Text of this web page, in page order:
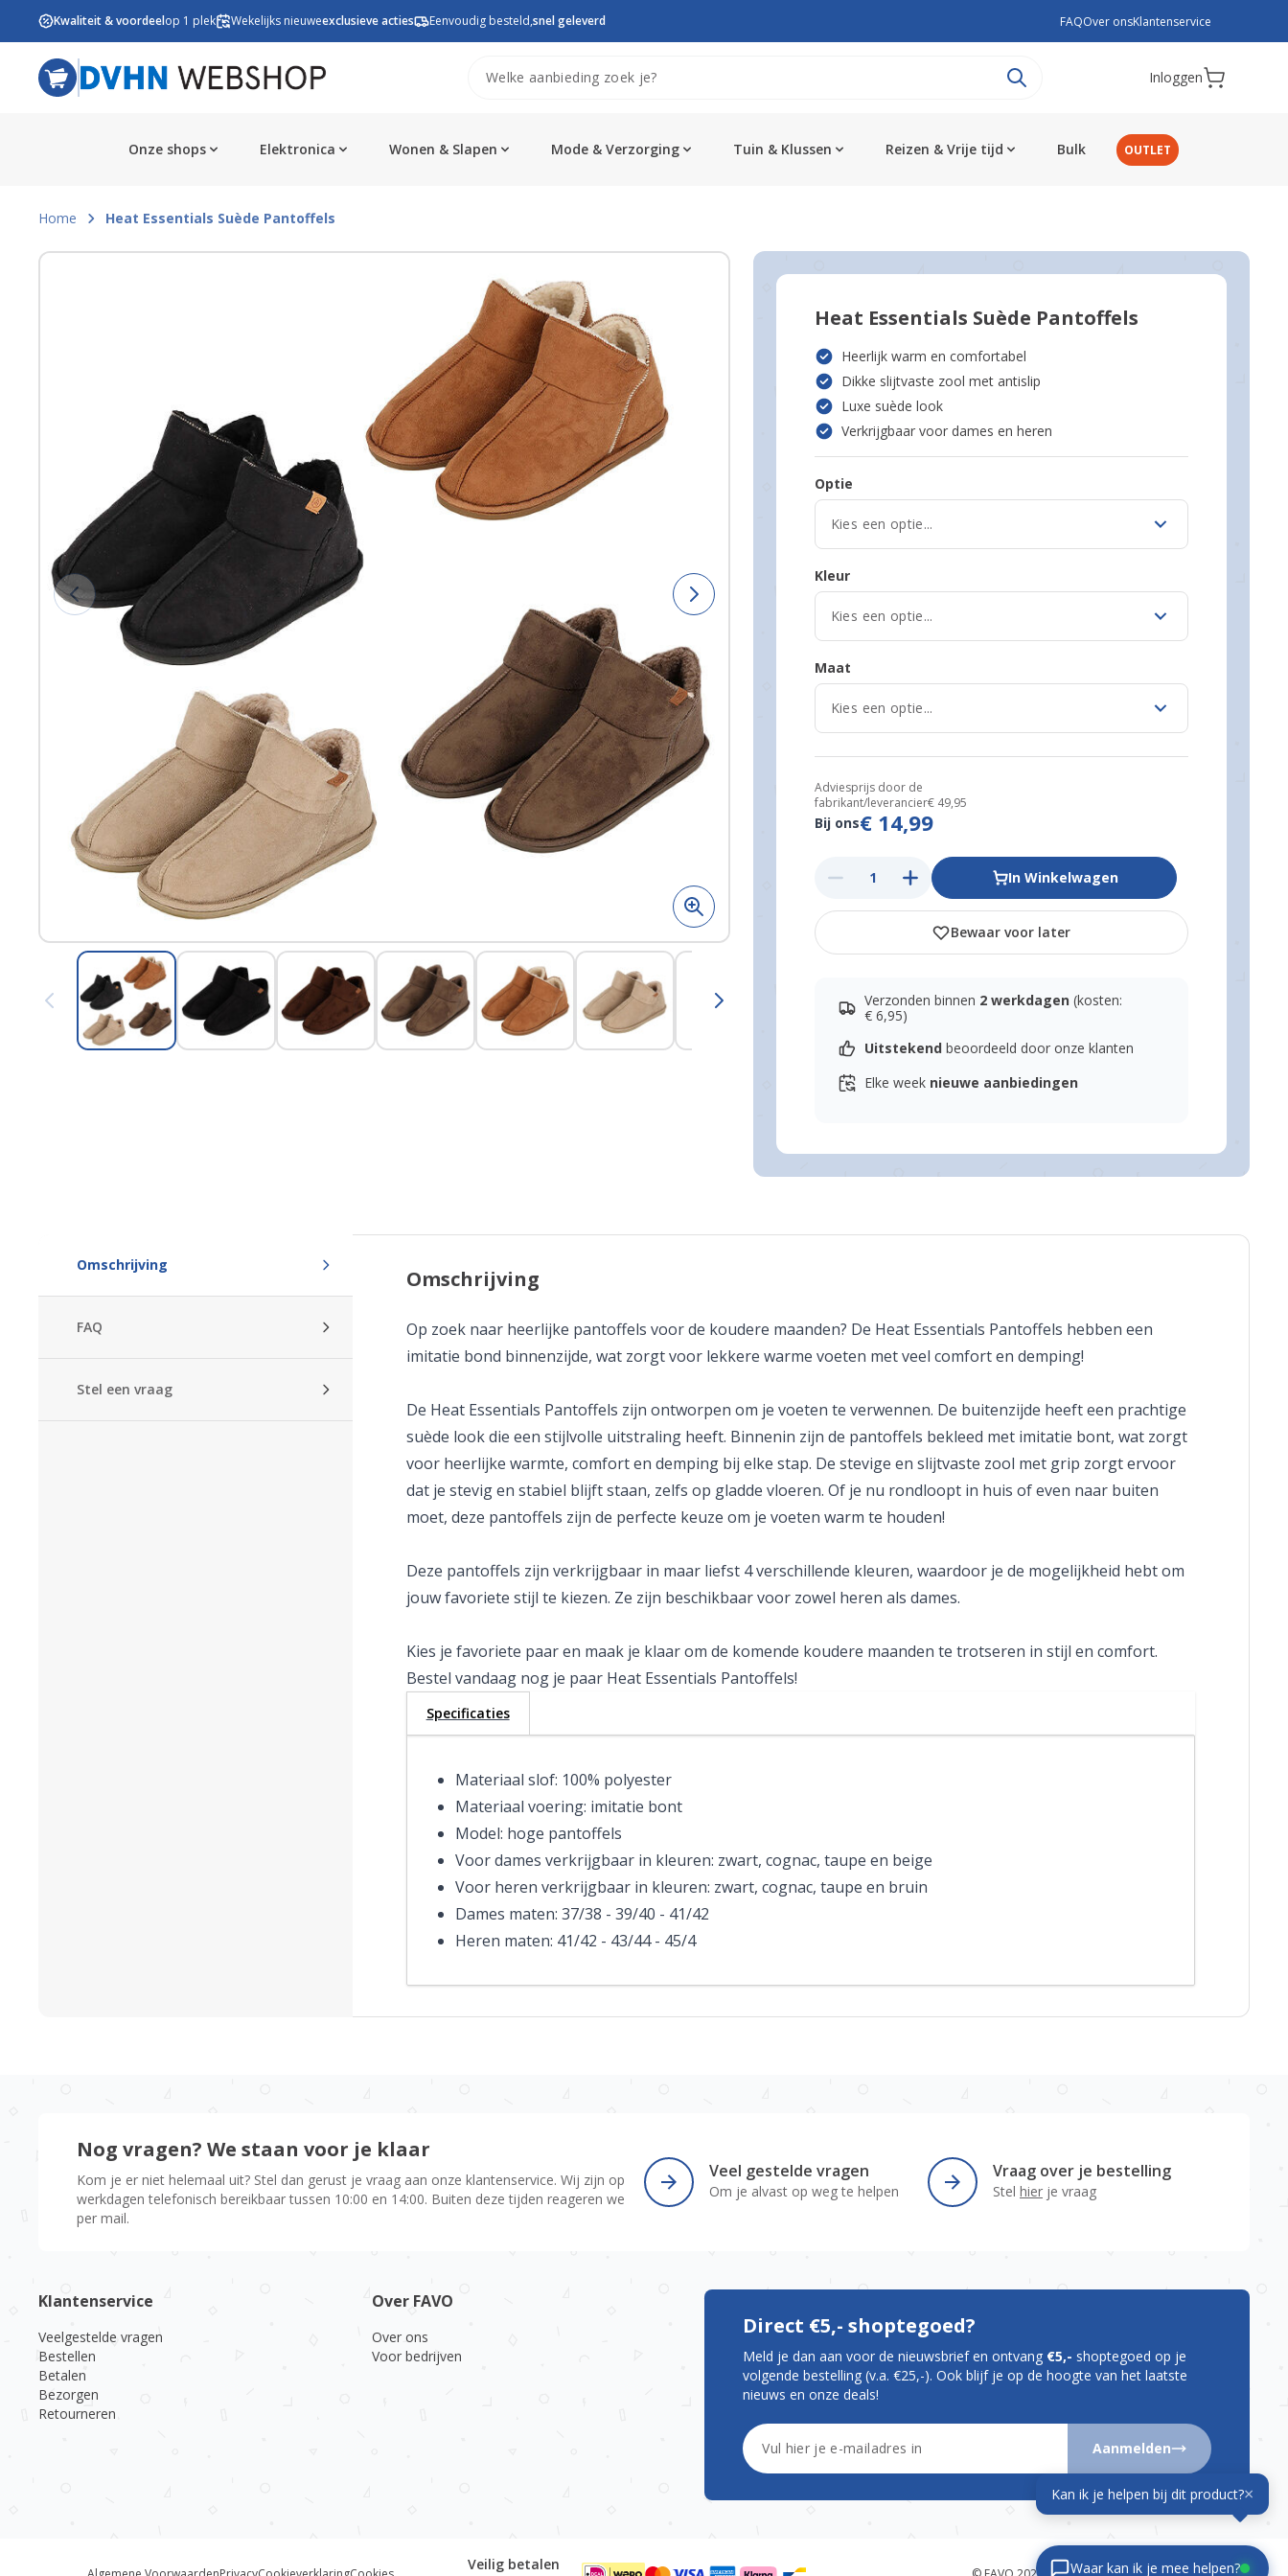
Ga naar de inhoud
Kwaliteit & voordeelop 1 plek Wekelijks nieuweexclusieve acties Eenvoudig besteld,snel geleverd FAQOver onsKlantenservice
Inloggen
Onze shops Elektronica Wonen & Slapen Mode & Verzorging Tuin & Klussen Reizen & Vrije tijd Bulk OUTLET
Home Heat Essentials Suède Pantoffels
View larger image View larger image View larger imageView larger image View larger image View larger image
Heat Essentials Suède Pantoffels
Heerlijk warm en comfortabel
Dikke slijtvaste zool met antislip
Luxe suède look
Verkrijgbaar voor dames en heren
Optie
Kleur
Maat
Adviesprijs door de
fabrikant/leverancier€ 49,95
Bij ons€ 14,99
In Winkelwagen
Bewaar voor later
Verzonden binnen 2 werkdagen (kosten:
€ 6,95)
Uitstekend beoordeeld door onze klanten
Elke week nieuwe aanbiedingen
Omschrijving
FAQ
Stel een vraag
Omschrijving
Op zoek naar heerlijke pantoffels voor de koudere maanden? De Heat Essentials Pantoffels hebben een
imitatie bond binnenzijde, wat zorgt voor lekkere warme voeten met veel comfort en demping!
De Heat Essentials Pantoffels zijn ontworpen om je voeten te verwennen. De buitenzijde heeft een prachtige
suède look die een stijlvolle uitstraling heeft. Binnenin zijn de pantoffels bekleed met imitatie bont, wat zorgt
voor heerlijke warmte, comfort en demping bij elke stap. De stevige en slijtvaste zool met grip zorgt ervoor
dat je stevig en stabiel blijft staan, zelfs op gladde vloeren. Of je nu rondloopt in huis of even naar buiten
moet, deze pantoffels zijn de perfecte keuze om je voeten warm te houden!
Deze pantoffels zijn verkrijgbaar in maar liefst 4 verschillende kleuren, waardoor je de mogelijkheid hebt om
jouw favoriete stijl te kiezen. Ze zijn beschikbaar voor zowel heren als dames.
Kies je favoriete paar en maak je klaar om de komende koudere maanden te trotseren in stijl en comfort.
Bestel vandaag nog je paar Heat Essentials Pantoffels!
Specificaties
Materiaal slof: 100% polyester
Materiaal voering: imitatie bont
Model: hoge pantoffels
Voor dames verkrijgbaar in kleuren: zwart, cognac, taupe en beige
Voor heren verkrijgbaar in kleuren: zwart, cognac, taupe en bruin
Dames maten: 37/38 - 39/40 - 41/42
Heren maten: 41/42 - 43/44 - 45/4
Nog vragen? We staan voor je klaar
Kom je er niet helemaal uit? Stel dan gerust je vraag aan onze klantenservice. Wij zijn op
werkdagen telefonisch bereikbaar tussen 10:00 en 14:00. Buiten deze tijden reageren we
per mail.
Veel gestelde vragen
Om je alvast op weg te helpen
Vraag over je bestelling
Stel hier je vraag
Klantenservice
Veelgestelde vragen
Bestellen
Betalen
Bezorgen
Retourneren
Over FAVO
Over ons
Voor bedrijven
Direct €5,- shoptegoed?
Meld je dan aan voor de nieuwsbrief en ontvang €5,- shoptegoed op je
volgende bestelling (v.a. €25,-). Ook blijf je op de hoogte van het laatste
nieuws en onze deals!
E-mailadres
Aanmelden
Veilig betalen
Waar kan ik je mee helpen?
Kan ik je helpen bij dit product?×